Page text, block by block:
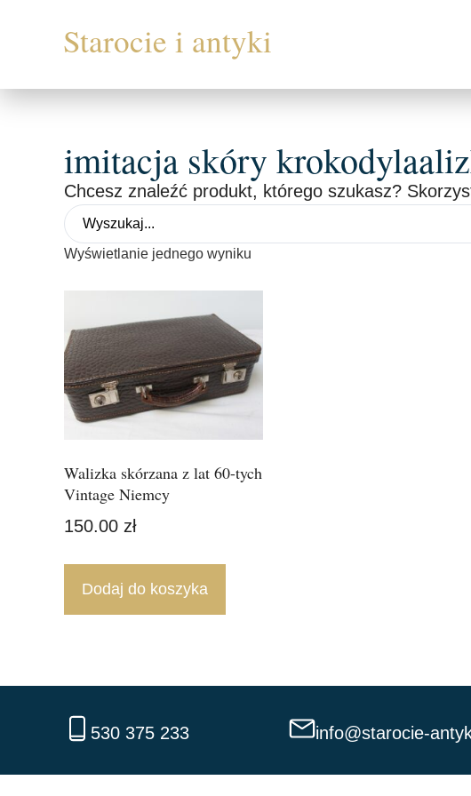
imitacja skóry
Chcesz znaleźć produkt, którego szukasz?
Wyświetlanie jednego wyniku
Walizka skórzana z lat 60-tych
Vintage Niemcy
150.00 zł
Dodaj do koszyka
530 375 233 info@starocie-